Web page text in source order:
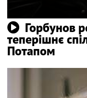
Горбунов
теперішнє
Потапом